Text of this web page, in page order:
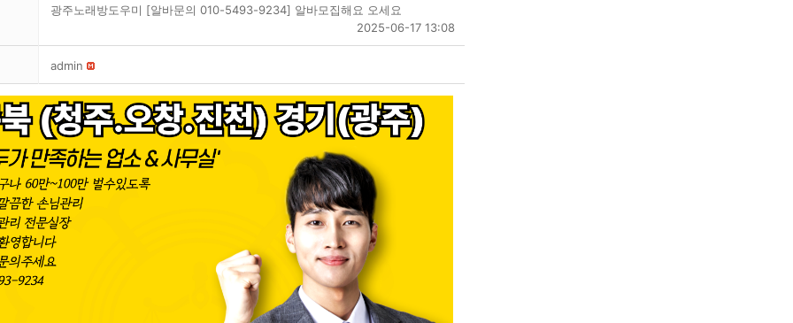
광주노래방도우미 [알바문의 010-5493-9234] 알바모집해요 오세요
2025-06-17 13:08
admin